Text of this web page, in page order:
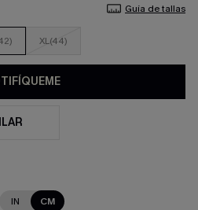
Guía de tallas
XL(44)
IN CM